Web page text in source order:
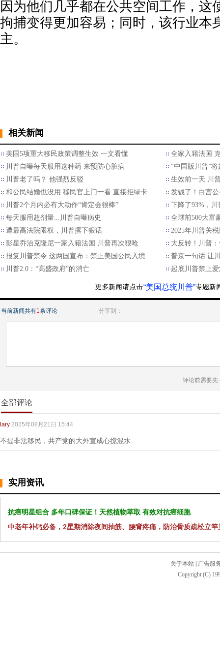
因为他们几乎都在公共空间工作，这
拘捕变得更加容易；同时，该行业本
主。
相关新闻
美国5项重大移民政策调整生效 一文看懂
全家入籍法国
川普自曝每天服用这种药 来预防心脏病
“中国版川普”
川普老了吗？ 他强烈反驳
生效前一天 川
和公民结婚也没用 移民官上门一看 直接拒绿卡
发钱了！白宫
川普2个月内必有大动作“肯定会很棒”
下降了93%，
每天服用超剂量...川普自曝病史
全球前500大富
遭最高法院限权，川普撂下狠话
2025年川普关
影星乔治克隆尼一家入籍法国 川普再次狠呛
大反转！川普
报复川普禁令 这两国宣布：禁止美国公民入境
普京一句话 让
川普2.0：“高盛政府”的消亡
起底川普禁止
“美国总统川普”
当前新闻共有1 条评论 分享到：
评论前需要先
全部评论
lary 2025年08月21日 15:44
不提非法移民，共产党的大外宣成心搅混水
实用资讯
抗癌明星组合 多年口碑保证！天然植物萃取 有效对抗癌细胞
中老年补钙必备，2星期消除夜间抽筋、腰背疼痛，防治骨质疏松立竿
关于本站 | 广告服
Copyright (C)